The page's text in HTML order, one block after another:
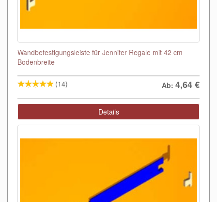
Wandbefestigungsleiste für Jennifer Regale mit 42 cm
Bodenbreite
(14) Ab: 4,64€
Details